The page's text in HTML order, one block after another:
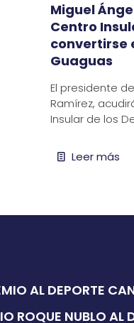
Miguel
Centro
convertirse
Guaguas
El presidente
Ramírez,
Insular de los
Leer más
AL DEPORTE
ROQUE NUBLO